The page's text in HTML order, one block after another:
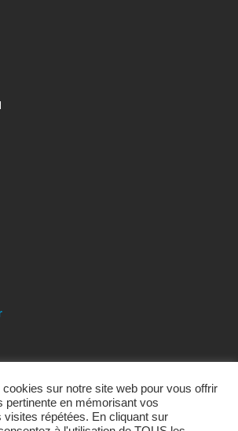
sur notre site web pour vous offrir
pertinente en mémorisant vos
visites répétées. En cliquant sur